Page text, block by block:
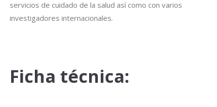
servicios de cuidado de la salud así como con varios
investigadores internacionales.
Ficha técnica: